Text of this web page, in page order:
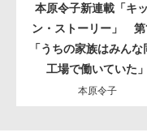
本原令子新連載「キ
ン・ストーリー」 第
「うちの家族はみんな
工場で働いていた」
本原令子